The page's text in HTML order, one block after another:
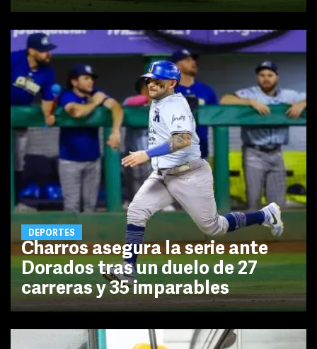
DEPORTES
Charros asegura la serie ante
Dorados tras un duelo de 27
carreras y 35 imparables